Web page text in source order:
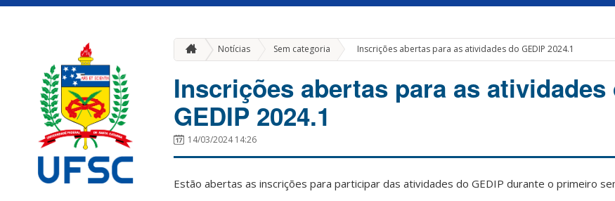
Notícias Sem categoria » Inscrições abertas para as atividades do GEDIP 2024.1
Inscrições abertas para as atividades
GEDIP 2024.1
14/03/2024 14:26
Estão abertas as inscrições para participar das atividades do GEDIP durante o primeiro